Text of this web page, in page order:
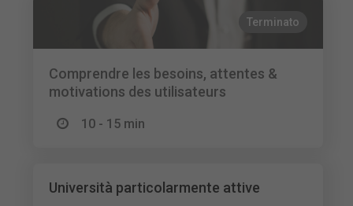
Terminato
Comprendre les besoins, attentes &
motivations des utilisateurs
10 - 15 min
Università particolarmente attive